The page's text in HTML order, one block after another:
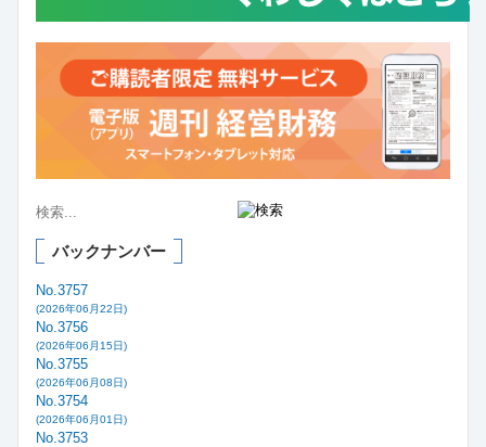
バックナンバー
No.3757
(2026年06月22日)
No.3756
(2026年06月15日)
No.3755
(2026年06月08日)
No.3754
(2026年06月01日)
No.3753